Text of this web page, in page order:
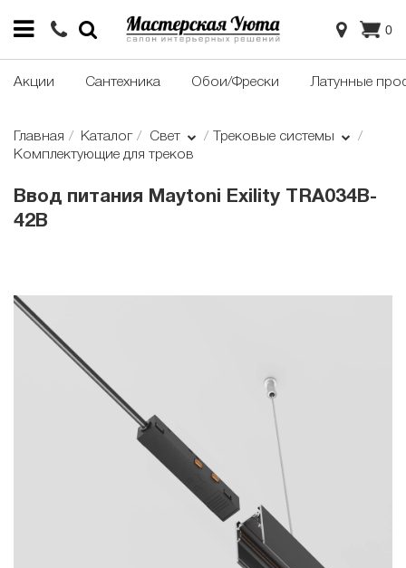
0
Акции Сантехника Обои/Фрески Латунные
Главная Каталог Свет
Трековые системы
Комплектующие для треков
Ввод питания Maytoni Exility TRA034B-
42B